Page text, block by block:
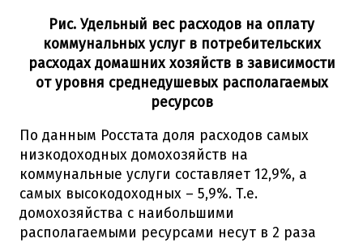
Рис. Удельный вес расходов на оплату
коммунальных услуг в потребительских
расходах домашних хозяйств в зависимости
от уровня среднедушевых располагаемых
ресурсов
По данным Росстата доля расходов самых
низкодоходных домохозяйств на
коммунальные услуги составляет 12,9%, а
самых высокодоходных – 5,9%. Т.е.
домохозяйства с наибольшими
располагаемыми ресурсами несут в 2 раза